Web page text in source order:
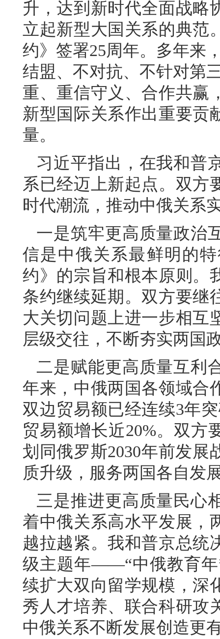
升，达到新时代全面战略
立起新型大国关系的典范
约》签署25周年。多年来
结盟、不对抗、不针对第
重、重信守义、合作共赢
新型国际关系作出重要贡
量。
习近平指出，在我和普
系已经迈上新起点。双方
时代潮流，推动中俄关系
一是筑牢更高质量政治
信是中俄关系最鲜明的
约》的宗旨和根本原则。
条约继续延期。双方要继
大关切问题上进一步相互
层级交往，不断夯实两国
二是赋能更高质量互利
年来，中俄两国各领域合
双边贸易额已经连续3年
贸易额增长近20%。双方
划同俄罗斯2030年前发展
质升级，服务两国各自发
三是推进更高质量民心
着中俄关系高水平发展，
越拉越紧。我和普京总统
级主题年——“中俄教育年
续扩大双向留学规模，深
秀人才培养、联合科研攻
中俄关系不断发展创造更